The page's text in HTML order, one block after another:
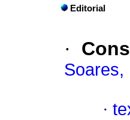
Editorial
·
Soares,
·